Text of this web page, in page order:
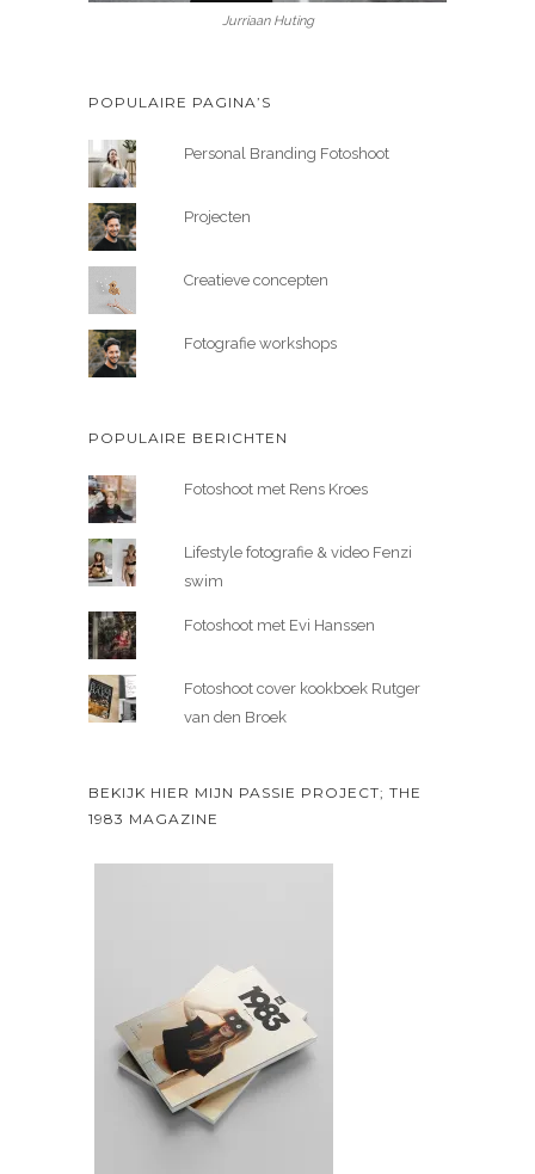
Jurriaan Huting
POPULAIRE PAGINA’S
Personal Branding Fotoshoot
Projecten
Creatieve concepten
Fotografie workshops
POPULAIRE BERICHTEN
Fotoshoot met Rens Kroes
Lifestyle fotografie & video Fenzi
swim
Fotoshoot met Evi Hanssen
Fotoshoot cover kookboek Rutger
van den Broek
BEKIJK HIER MIJN PASSIE PROJECT; THE
1983 MAGAZINE